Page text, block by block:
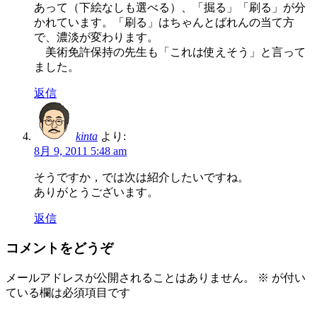
あって（下絵なしも選べる）、「掘る」「刷る」が分
かれています。「刷る」はちゃんとばれんの当て方
で、濃淡が変わります。
美術免許保持の先生も「これは使えそう」と言って
ました。
返信
kinta より:
8月 9, 2011 5:48 am
そうですか，では次は紹介したいですね。
ありがとうございます。
返信
コメントをどうぞ
メールアドレスが公開されることはありません。 ※ が付い
ている欄は必須項目です